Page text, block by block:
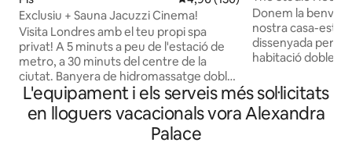
Exclusiu + Sauna Jacuzzi Cinema!
Visita Londres amb el teu propi spa
privat! A 5 minuts a peu de l'estació de
metro, a 30 minuts del centre de la
ciutat. Banyera de hidromassatge doble
per passar una estona romàntica amb el
teu amor, així com amb forma de dos
sauna amb equipament d'aromateràpia.
Televisor de 42 polzades per al bany i la
Donem la
nostra casa-
dissenyada per un
habitació doble amb
d'estar es
persona (Nota: hi ha una tarifa addicional
de llençols per
L'equipament i els serveis més sol·licitats
en lloguers vacacionals vora Alexandra
Palace